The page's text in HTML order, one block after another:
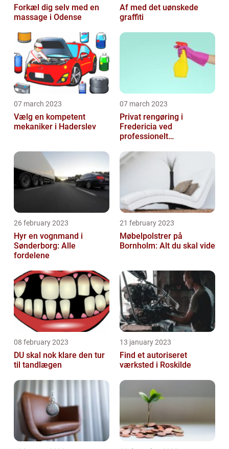
Forkæl dig selv med en
massage i Odense
Af med det uønskede
graffiti
07 march 2023
Vælg en kompetent
mekaniker i Haderslev
07 march 2023
Privat rengøring i
Fredericia ved
professionelt
26 february 2023
Hyr en vognmand i
Sønderborg: Alle
fordelene
21 february 2023
Møbelpolstrer på
Bornholm: Alt du skal vide
08 february 2023
DU skal nok klare den tur
til tandlægen
13 january 2023
Find et autoriseret
værksted i Roskilde